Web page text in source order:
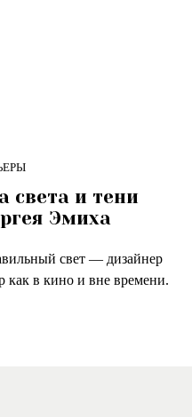
света и тени
Эмиха
свет — дизайнер
как в кино и вне времени.